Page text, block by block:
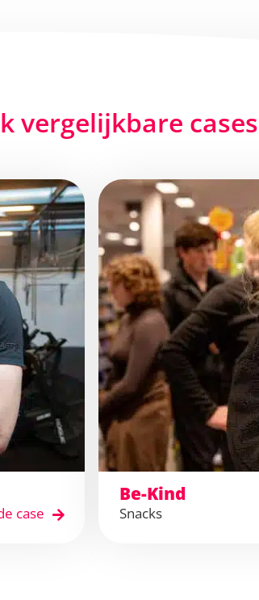
vergelijkbare cases
case
Be-Kind
Snacks